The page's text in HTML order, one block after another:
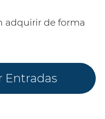
adquirir de forma
Entradas